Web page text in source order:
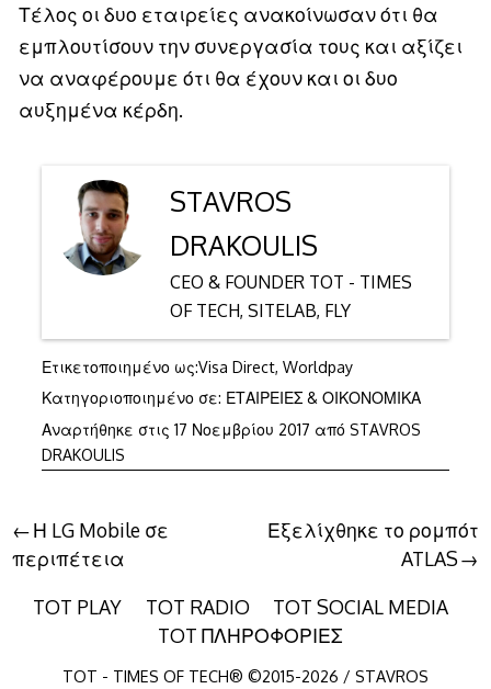
Τέλος οι δυο εταιρείες ανακοίνωσαν ότι θα
εμπλουτίσουν την συνεργασία τους και αξίζει
να αναφέρουμε ότι θα έχουν και οι δυο
αυξημένα κέρδη.
STAVROS
DRAKOULIS
CEO & FOUNDER TOT - TIMES
OF TECH, SITELAB, FLY
Ετικετοποιημένο ως:Visa Direct, Worldpay
Κατηγοριοποιημένο σε: ΕΤΑΙΡΕΙΕΣ & ΟΙΚΟΝΟΜΙΚΑ
Αναρτήθηκε στις 17 Νοεμβρίου 201717από STAVROS
DRAKOULIS
Πλοήγηση
άρθρων
Η LG Mobile σε
περιπέτεια
Εξελίχθηκε το ρομπότ
ATLAS
TOT PLAY
TOT RADIO
TOT SOCIAL MEDIA
TOT ΠΛΗΡΟΦΟΡΙΕΣ
TOT - TIMES OF TECH® ©2015-2026 / STAVROS